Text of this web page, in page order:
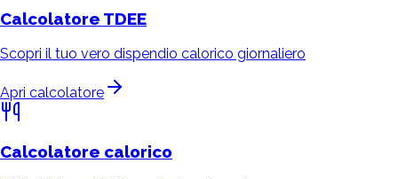
Calcolatore TDEE
Scopri il tuo vero dispendio calorico giornaliero
Apri calcolatore
Calcolatore calorico